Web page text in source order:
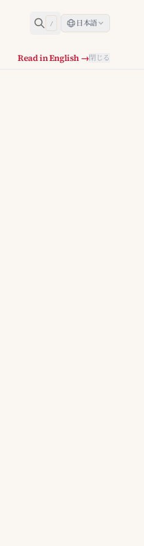
/ 日本語
Read in English →閉じる